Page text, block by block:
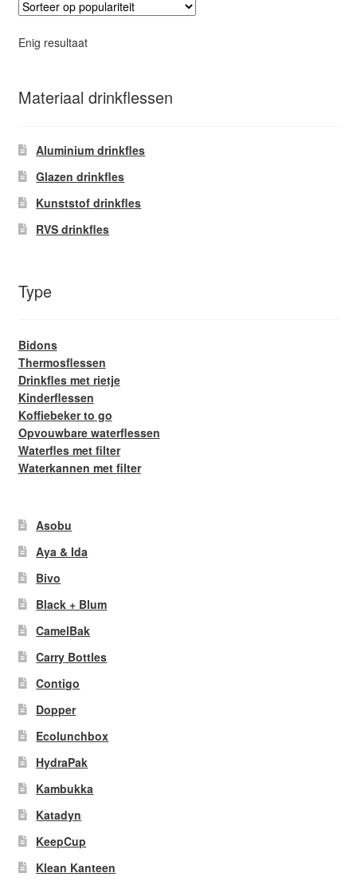
Enig resultaat
Materiaal drinkflessen
Aluminium drinkfles
Glazen drinkfles
Kunststof drinkfles
RVS drinkfles
Type
Bidons
Thermosflessen
Drinkfles met rietje
Kinderflessen
Koffiebeker to go
Opvouwbare waterflessen
Waterfles met filter
Waterkannen met filter
Asobu
Aya & Ida
Bivo
Black + Blum
CamelBak
Carry Bottles
Contigo
Dopper
Ecolunchbox
HydraPak
Kambukka
Katadyn
KeepCup
Klean Kanteen